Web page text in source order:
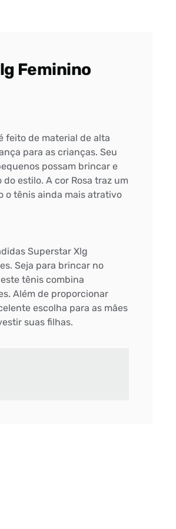
Feminino
feito de material de alta
para as crianças. Seu
possam brincar e
estilo. A cor Rosa traz um
o tênis ainda mais atrativo
Superstar Xlg
Seja para brincar no
tênis combina
Além de proporcionar
escolha para as mães
suas filhas.